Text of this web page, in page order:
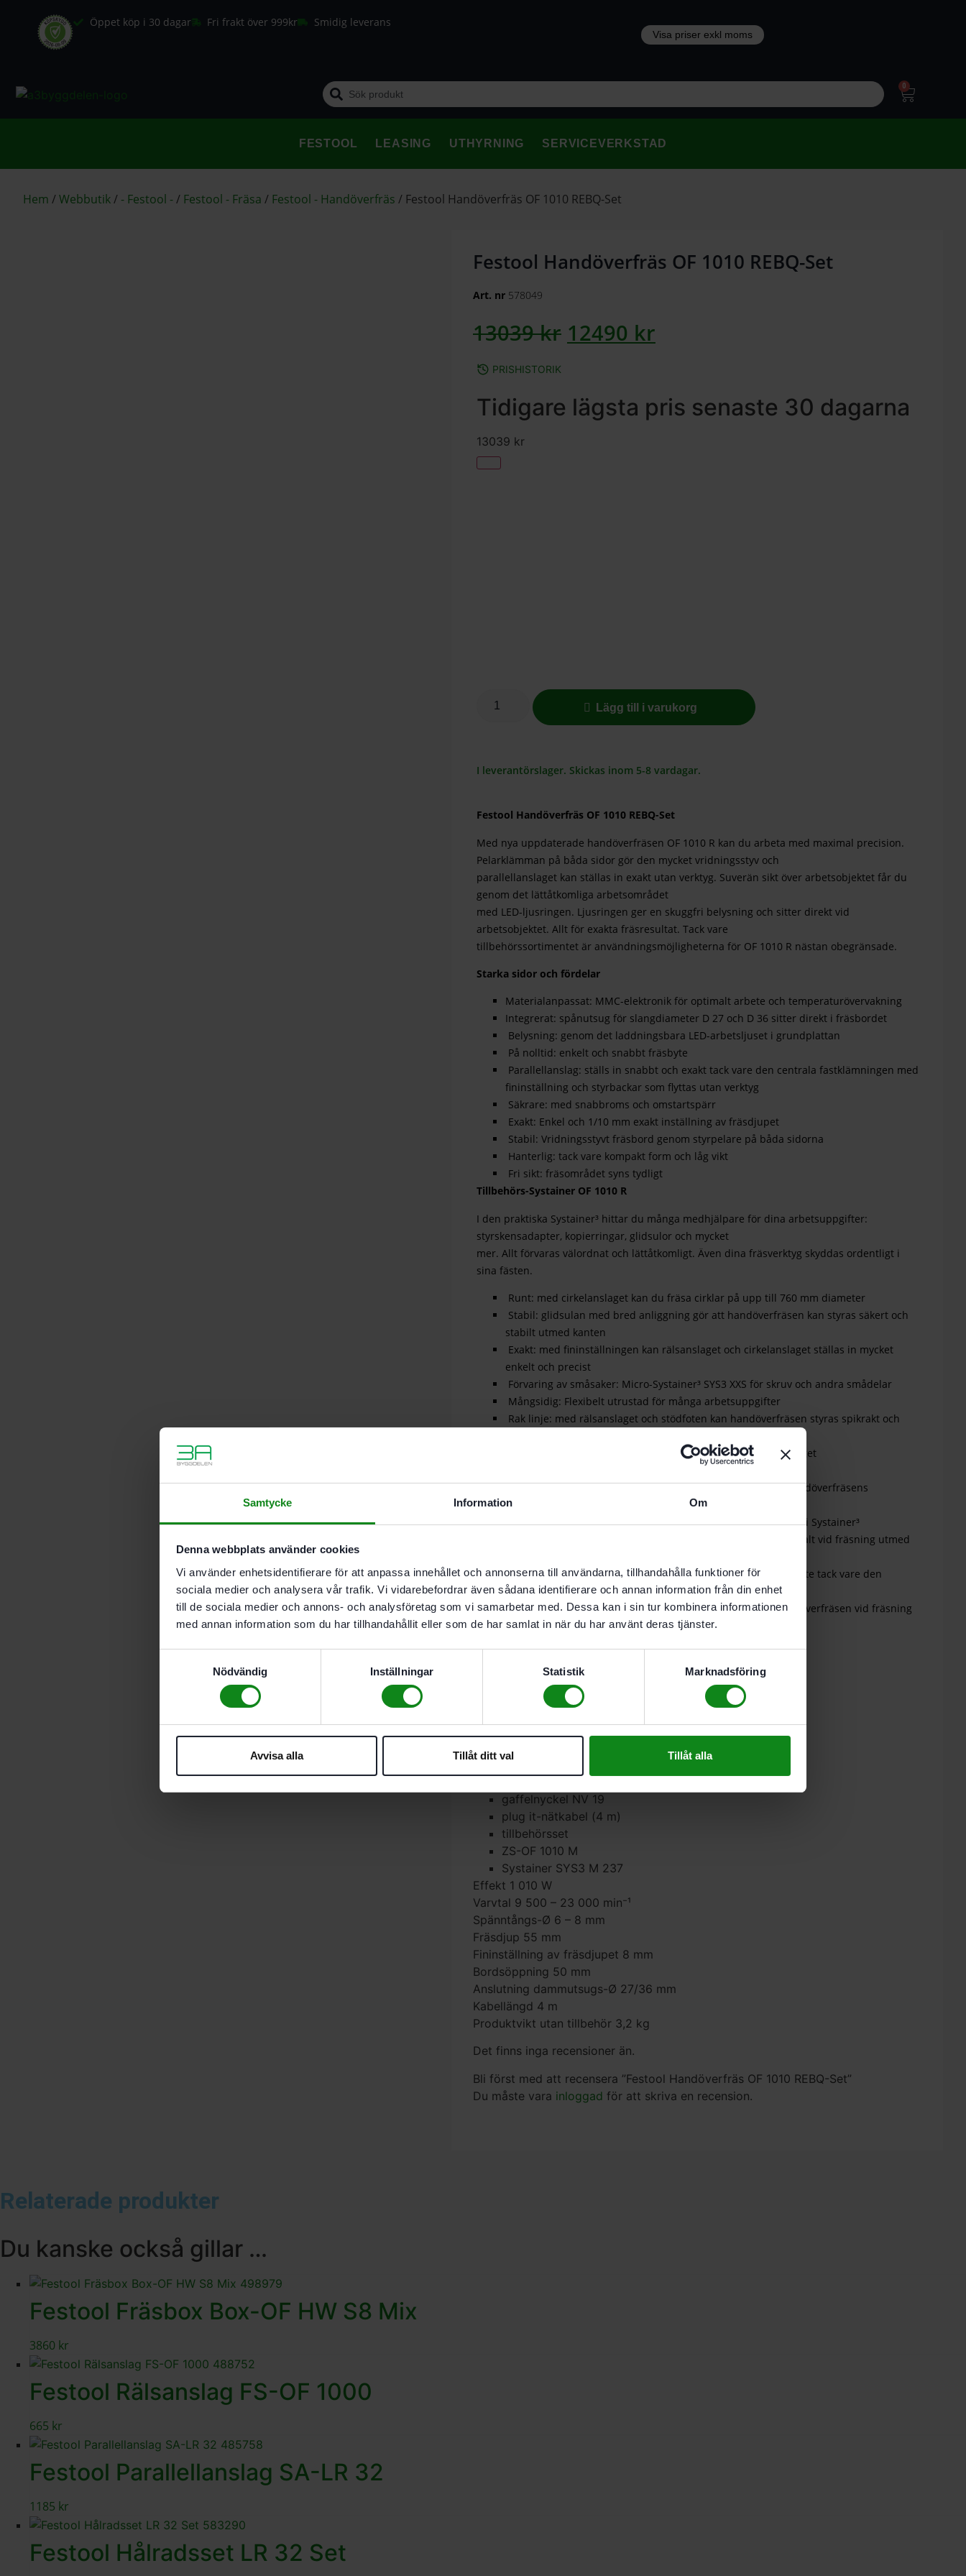
Samtycke Information Om
Denna webbplats använder cookies
Vi använder enhetsidentifierare för att anpassa innehållet och annonserna till användarna, tillhandahålla funktioner för
sociala medier och analysera vår trafik. Vi vidarebefordrar även sådana identifierare och annan information från din enhet
till de sociala medier och annons- och analysföretag som vi samarbetar med. Dessa kan i sin tur kombinera informationen
med annan information som du har tillhandahållit eller som de har samlat in när du har använt deras tjänster.
Nödvändig
Inställningar Statistik Marknadsföring
Avvisa alla Tillåt ditt val Tillåt alla
Öppet köp i 30 dagar Fri frakt över 999kr Smidig leverans
0
FESTOOL LEASING UTHYRNING SERVICEVERKSTAD
Hem /Webbutik/ - Festool -/ Festool - Fräsa / Festool - Handöverfräs / Festool Handöverfräs OF 1010 REBQ-Set
Festool Handöverfräs OF 1010 REBQ-Set
Art. nr 578049
13039kr 12490 kr
PRISHISTORIK
Tidigare lägsta pris senaste 30 dagarna
13039 kr
Lägg till i varukorg
I leverantörslager. Skickas inom 5-8 vardagar.
Festool Handöverfräs OF 1010 REBQ-Set
Med nya uppdaterade handöverfräsen OF 1010 R kan du arbeta med maximal precision.
Pelarklämman på båda sidor gör den mycket vridningsstyv och
parallellanslaget kan ställas in exakt utan verktyg. Suverän sikt över arbetsobjektet får du
genom det lättåtkomliga arbetsområdet
med LED-ljusringen. Ljusringen ger en skuggfri belysning och sitter direkt vid
arbetsobjektet. Allt för exakta fräsresultat. Tack vare
tillbehörssortimentet är användningsmöjligheterna för OF 1010 R nästan obegränsade.
Starka sidor och fördelar
Materialanpassat: MMC-elektronik för optimalt arbete och temperaturövervakning
Integrerat: spånutsug för slangdiameter D 27 och D 36 sitter direkt i fräsbordet
Belysning: genom det laddningsbara LED-arbetsljuset i grundplattan
På nolltid: enkelt och snabbt fräsbyte
Parallellanslag: ställs in snabbt och exakt tack vare den centrala fastklämningen med
fininställning och styrbackar som flyttas utan verktyg
Säkrare: med snabbroms och omstartspärr
Exakt: Enkel och 1/10 mm exakt inställning av fräsdjupet
Stabil: Vridningsstyvt fräsbord genom styrpelare på båda sidorna
Hanterlig: tack vare kompakt form och låg vikt
Fri sikt: fräsområdet syns tydligt
Tillbehörs-Systainer OF 1010 R
I den praktiska Systainer³ hittar du många medhjälpare för dina arbetsuppgifter:
styrskensadapter, kopierringar, glidsulor och mycket
mer. Allt förvaras välordnat och lättåtkomligt. Även dina fräsverktyg skyddas ordentligt i
sina fästen.
Runt: med cirkelanslaget kan du fräsa cirklar på upp till 760 mm diameter
Stabil: glidsulan med bred anliggning gör att handöverfräsen kan styras säkert och
stabilt utmed kanten
Exakt: med fininställningen kan rälsanslaget och cirkelanslaget ställas in mycket
enkelt och precist
Förvaring av småsaker: Micro-Systainer³ SYS3 XXS för skruv och andra smådelar
Mångsidig: Flexibelt utrustad för många arbetsuppgifter
Rak linje: med rälsanslaget och stödfoten kan handöverfräsen styras spikrakt och
Dammfritt: utsugskåpa för ett rent arbete med parallellanslaget
Exakt: med centreringsdornen centreras kopierringarna i handöverfräsens
grundplatta. Det ger en jämn fräsbild
Verktyg satta i smart system: kompakt och praktiskt förpackat i Systainer³
Håller rent: spånuppsamlaren gör att spånet sugs upp optimalt vid fräsning utmed
Transparent: ger perfekt sikt över arbetsobjektet och välter inte tack vare den
transparenta glidsulan med liten öppning
Kopierfräsning: olika kopierringar för säker styrning av handöverfräsen vid fräsning
med en schablon
Teknisk Data
Recensioner (0)
parallellanslag med fininställning SA-OF 1010/MFK
Ljusmodul LM-OF 1010 R
gaffelnyckel NV 19
plug it-nätkabel (4 m)
tillbehörsset
ZS-OF 1010 M
Systainer SYS3 M 237
Effekt 1 010 W
Varvtal 9 500 – 23 000 min⁻¹
Spänntångs-Ø 6 – 8 mm
Fräsdjup 55 mm
Fininställning av fräsdjupet 8 mm
Bordsöppning 50 mm
Anslutning dammutsugs-Ø 27/36 mm
Kabellängd 4 m
Produktvikt utan tillbehör 3,2 kg
Det finns inga recensioner än.
Bli först med att recensera ”Festool Handöverfräs OF 1010 REBQ-Set”
Du måste vara inloggad för att skriva en recension.
Relaterade produkter
Du kanske också gillar …
Festool Fräsbox Box-OF HW S8 Mix
3860 kr
Festool Rälsanslag FS-OF 1000
665 kr
Festool Parallellanslag SA-LR 32
1185 kr
Festool Hålradsset LR 32 Set